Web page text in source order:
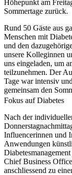
Höhepunkt am
Sommertage zurück.
Rund 50 Gäste aus
Menschen mit
und den
unsere Kolleginnen
uns eingeladen, um
teilzunehmen. Der
Tage war intensiv
gemeinsam den
Fokus auf Diabetes
Nach der
Influencerinnen und
Anwendungen
Chief Business
anschliessend zu